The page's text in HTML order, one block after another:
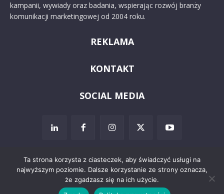
kampanii, wywiady oraz badania, wspierając rozwój branży
komunikacji marketingowej od 2004 roku.
REKLAMA
KONTAKT
SOCIAL MEDIA
Ta strona korzysta z ciasteczek, aby świadczyć usługi na
najwyższym poziomie. Dalsze korzystanie ze strony oznacza,
że zgadzasz się na ich użycie.